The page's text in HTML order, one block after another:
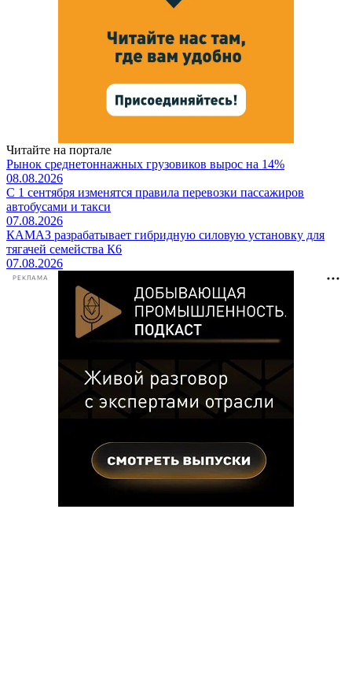
Читайте на портале
Рынок среднетоннажных грузовиков вырос на 14%
08.08.2026
С 1 сентября изменятся правила перевозки пассажиров
автобусами и такси
07.08.2026
КАМАЗ разрабатывает гибридную силовую установку для
тягачей семейства К6
07.08.2026
РЕКЛАМА